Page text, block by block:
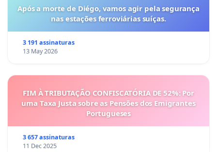
Após a morte de Diégo, vamos agir pela segurança
nas estações ferroviárias suíças.
3 191 assinaturas
13 May 2026
FIM À TRIBUTAÇÃO CONFISCATÓRIA DE 52%: Por
uma Taxa Justa sobre as Pensões dos Emigrantes
Portugueses
3 657 assinaturas
11 Dec 2025